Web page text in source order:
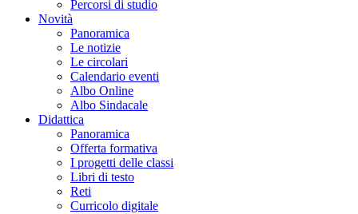
Percorsi di studio
Novità
Panoramica
Le notizie
Le circolari
Calendario eventi
Albo Online
Albo Sindacale
Didattica
Panoramica
Offerta formativa
I progetti delle classi
Libri di testo
Reti
Curricolo digitale